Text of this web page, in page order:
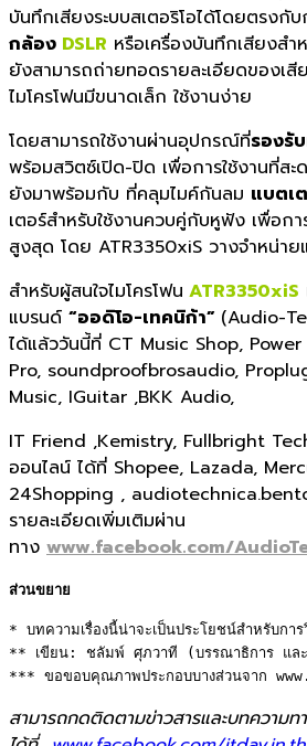
บันทึกเสียงระบบสเตอริโอได้โดยตรงกั
กล้อง DSLR หรือเครื่องบันทึกเสียงส
ยังสามารถถ่ายทอดรายละเอียดของเ
ไมโครโฟนมีขนาดเล็ก ใช้งานง่าย
โดยสามารถใช้งานผ่านอุปกรณ์ที่รองรั
พร้อมสวิตซ์เปิด-ปิด เพื่อการใช้งานที่ส
ยังมาพร้อมกับ ที่คลุมไมค์กันลม แบตเ
เตอร์สำหรับใช้งานควบคู่กับหูฟัง เพื่อก
สูงสุด โดย ATR3350xiS วางจำหน่าย
สำหรับผู้สนใจไมโครโฟน ATR3350xiS
แบรนด์ “ออดิโอ-เทคนิก้า” (Audio-
ได้แล้ววันนี้ที่ CT Music Shop,
Pro, soundproofbrosaudio,
Music, IGuitar ,BKK Audio,
IT Friend ,Kemistry, Fullbright
ออนไลน์ ได้ที่ Shopee, Lazada,
24Shopping ,
รายละเอียดเพิ่มเติมผ่าน
ทาง www.facebook.com/
ส่วนขยาย
* บทความเรื่องนี้น่าจะเป็นประโยชน์สำหรับกา
** เขียน: ชลัมพ์ ศุภวาที (บรรณาธิการ แล
*** ขอขอบคุณภาพประกอบบางส่วนจาก
สามารถกดติดตามข่าวสารและบทความท